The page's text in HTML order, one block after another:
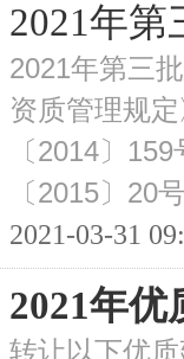
2021年
2021年第三
资质管理规
〔2014〕
〔2015〕20
2021-03-31
2021年优
转让以下优